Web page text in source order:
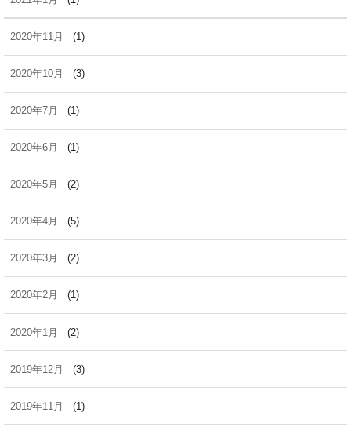
2020年11月 (1)
2020年10月 (3)
2020年7月 (1)
2020年6月 (1)
2020年5月 (2)
2020年4月 (5)
2020年3月 (2)
2020年2月 (1)
2020年1月 (2)
2019年12月 (3)
2019年11月 (1)